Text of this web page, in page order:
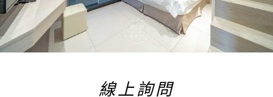
線上詢問